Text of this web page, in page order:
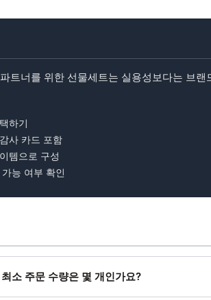
트너를 위한 선물세트는 실용성보다는 브
하기
사 카드 포함
템으로 구성
능 여부 확인
소 주문 수량은 몇 개인가요?